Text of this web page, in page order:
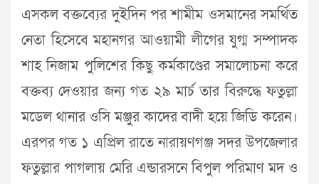
এসকল বক্তব্যের দুইদিন পর শামীম ওসমানের সমর্থিত
নেতা হিসেবে মহানগর আওয়ামী লীগের যুগ্ম সম্পাদক
শাহ নিজাম পুলিশের কিছু কর্মকাণ্ডের সমালোচনা করে
বক্তব্য দেওয়ার জন্য গত ২৯ মার্চ তার বিরুদ্ধে ফতুল্লা
মডেল থানার ওসি মঞ্জুর কাদের বাদী হয়ে জিডি করেন।
এরপর গত ১ এপ্রিল রাতে নারায়ণগঞ্জ সদর উপজেলার
ফতুল্লার পাগলায় মেরি এন্ডারসনে বিপুল পরিমাণ মদ ও